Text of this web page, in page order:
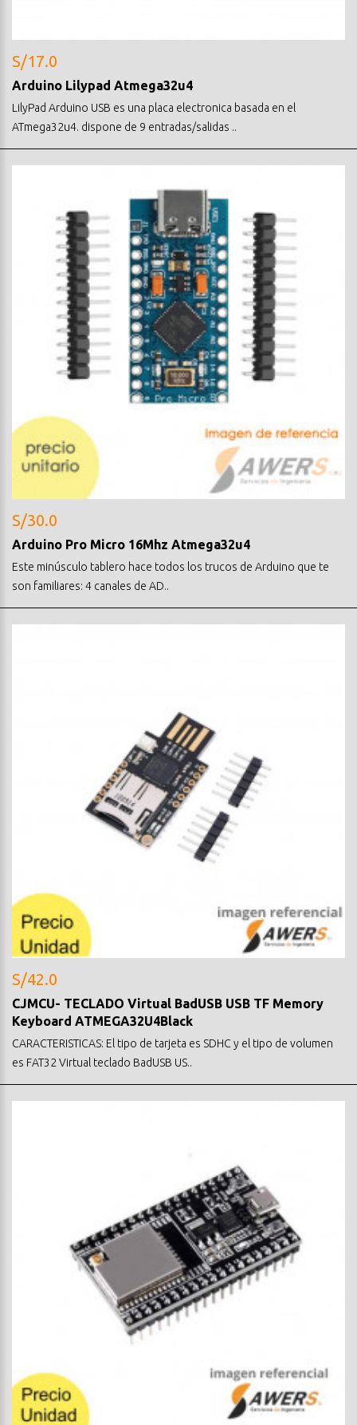
S/17.0
Arduino Lilypad Atmega32u4
LilyPad Arduino USB es una placa electronica basada en el
ATmega32u4. dispone de 9 entradas/salidas ..
S/30.0
Arduino Pro Micro 16Mhz Atmega32u4
Este minúsculo tablero hace todos los trucos de Arduino que te
son familiares: 4 canales de AD..
S/42.0
CJMCU- TECLADO Virtual BadUSB USB TF Memory
Keyboard ATMEGA32U4Black
CARACTERISTICAS: El tipo de tarjeta es SDHC y el tipo de volumen
es FAT32 Virtual teclado BadUSB US..